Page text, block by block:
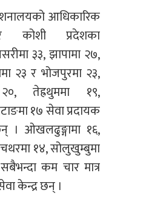
आधिकारिक
कोशी प्रदेशका
३३, झापामा २७,
२३ र भोजपुरमा २३,
तेह्रथुममा १९,
१७ सेवा प्रदायक
। ओखलढुङ्गामा १६,
१४, सोलुखुम्बुमा
कम चार मात्र
केन्द्र छन् ।